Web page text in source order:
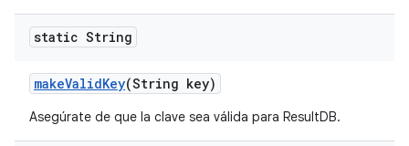
static String
makeValidKey(String key)
Asegúrate de que la clave sea válida para ResultDB.